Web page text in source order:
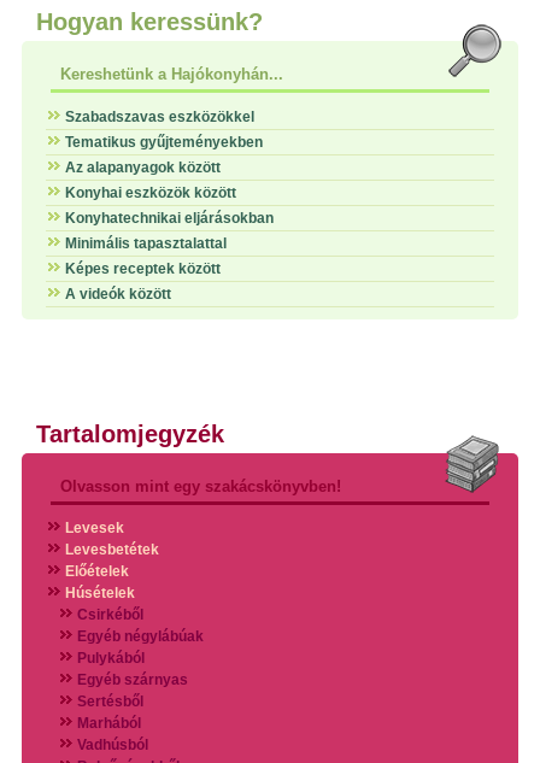
Hogyan keressünk?
Kereshetünk a Hajókonyhán...
Szabadszavas eszközökkel
Tematikus gyűjteményekben
Az alapanyagok között
Konyhai eszközök között
Konyhatechnikai eljárásokban
Minimális tapasztalattal
Képes receptek között
A videók között
Tartalomjegyzék
Olvasson mint egy szakácskönyvben!
Levesek
Levesbetétek
Előételek
Húsételek
Csirkéből
Egyéb négylábúak
Pulykából
Egyéb szárnyas
Sertésből
Marhából
Vadhúsból